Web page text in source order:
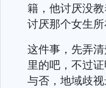
籍，他讨厌没
讨厌那个女生
这件事，先弄
里的吧，不过
与否，地域歧